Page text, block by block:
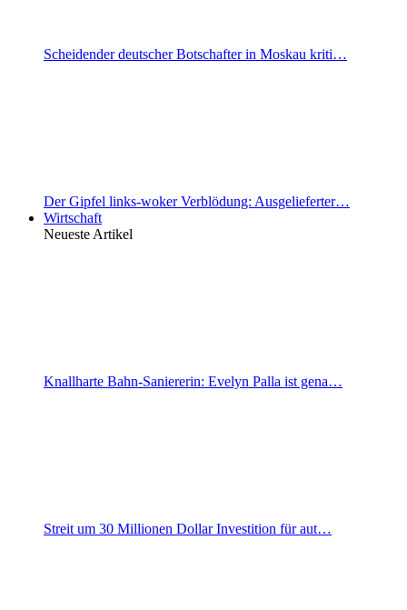
Scheidender deutscher Botschafter in Moskau kriti…
Der Gipfel links-woker Verblödung: Ausgelieferter…
Wirtschaft
Neueste Artikel
Knallharte Bahn-Saniererin: Evelyn Palla ist gena…
Streit um 30 Millionen Dollar Investition für aut…